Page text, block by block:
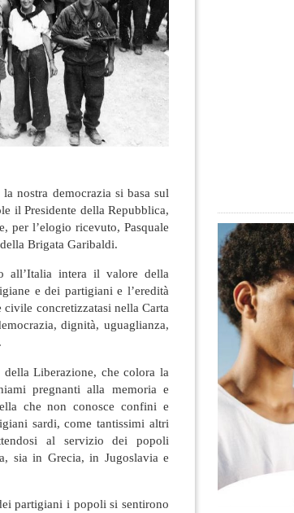
nostra democrazia si basa sul
il Presidente della Repubblica,
per l’elogio ricevuto, Pasquale
Brigata Garibaldi.
all’Italia intera il valore della
e dei partigiani e l’eredità
civile concretizzatasi nella Carta
dignità, uguaglianza,
Liberazione, che colora la
pregnanti alla memoria e
che non conosce confini e
sardi, come tantissimi altri
al servizio dei popoli
sia in Grecia, in Jugoslavia e
partigiani i popoli si sentirono